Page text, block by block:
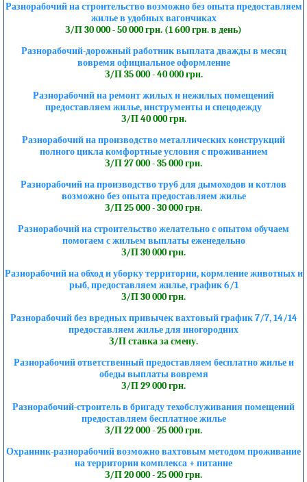
Разнорабочий на строительство возможно без опыта предоставляем
жилье в удобных вагончиках
З/П 30 000 - 50 000 грн. (1 600 грн. в день)
Разнорабочий-дорожный работник выплата дважды в месяц
вовремя официальное оформление
З/П 35 000 - 40 000 грн.
Разнорабочий на ремонт жилых и нежилых помещений
предоставляем жилье, инструменты и спецодежду
З/П 40 000 грн.
Разнорабочий на производство металлических конструкций
полного цикла комфортные условия с проживанием
З/П 27 000 - 35 000 грн.
Разнорабочий на производство труб для дымоходов и котлов
возможно без опыта предоставляем жилье
З/П 25 000 - 30 000 грн.
Разнорабочий на строительство желательно с опытом обучаем
помогаем с жильем выплаты еженедельно
З/П 30 000 грн.
Разнорабочий на обход и уборку территории, кормление животных и
рыб, предоставляем жилье, график 6/1
З/П 30 000 грн.
Разнорабочий без вредных привычек вахтовый график 7/7, 14/14
предоставляем жилье для иногородних
З/П ставка за смену.
Разнорабочий ответственный предоставляем бесплатно жилье и
обеды выплаты вовремя
З/П 29 000 грн.
Разнорабочий-строитель в бригаду техобслуживания помещений
предоставляем бесплатное жилье
З/П 22 000 - 25 000 грн.
Охранник-разнорабочий возможно вахтовым методом проживание
на территории комплекса + питание
З/П 20 000 - 25 000 грн.